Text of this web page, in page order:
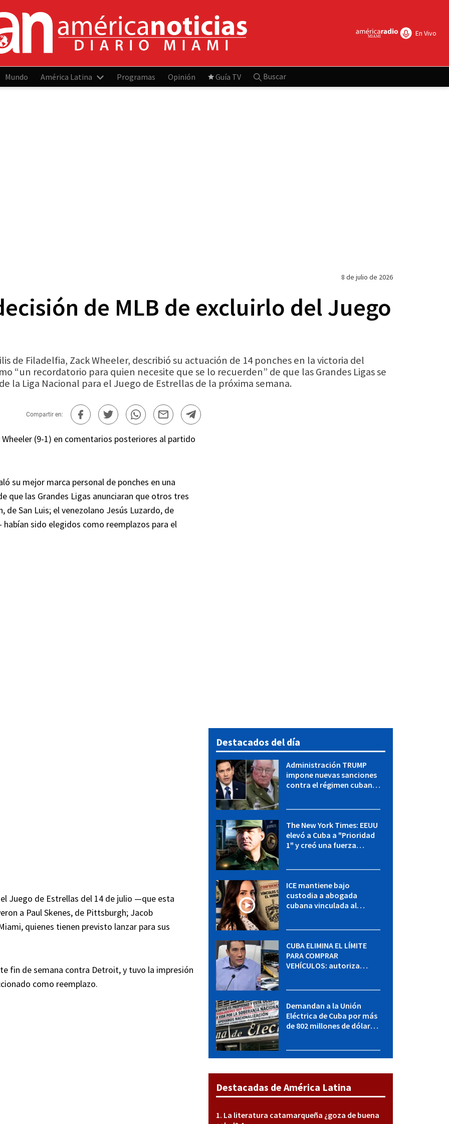
En Vivo
Mundo América Latina Programas Opinión Guía TV Buscar
8 de julio de 2026
de MLB de excluirlo del Juego
de Filadelfia, Zack Wheeler, describió su actuación de 14 ponches en la victoria del
“un recordatorio para quien necesite que se lo recuerden” de que las Grandes Ligas se
la Liga Nacional para el Juego de Estrellas de la próxima semana.
Compartir en:
(9-1) en comentarios posteriores al partido
su mejor marca personal de ponches en una
que las Grandes Ligas anunciaran que otros tres
de San Luis; el venezolano Jesús Luzardo, de
sido elegidos como reemplazos para el
Juego de Estrellas del 14 de julio —que esta
a Paul Skenes, de Pittsburgh; Jacob
quienes tienen previsto lanzar para sus
fin de semana contra Detroit, y tuvo la impresión
como reemplazo.
Destacados del día
Administración TRUMP
impone nuevas sanciones
contra el régimen cubano:
The New York Times: EEUU
elevó a Cuba a "Prioridad
1" y creó una fuerza
ICE mantiene bajo
custodia a abogada
cubana vinculada al
CUBA ELIMINA EL LÍMITE
PARA COMPRAR
VEHÍCULOS: autoriza
Demandan a la Unión
Eléctrica de Cuba por más
de 802 millones de dólares
Destacadas de América Latina
La literatura catamarqueña ¿goza de buena